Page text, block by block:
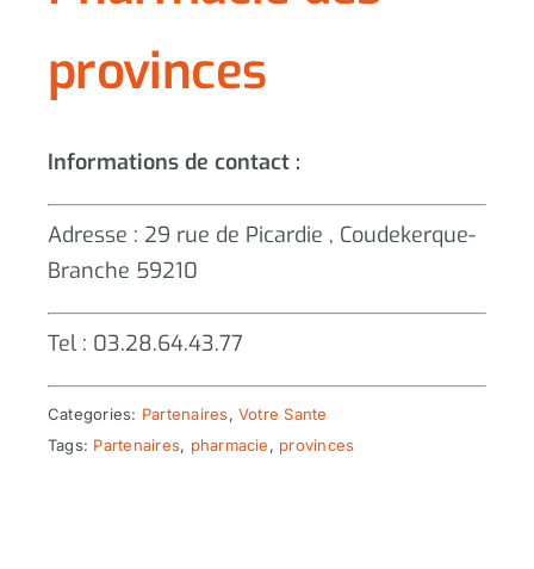
provinces
Informations de contact :
Adresse : 29 rue de Picardie , Coudekerque-
Branche 59210
Tel : 03.28.64.43.77
Categories: Partenaires, Votre Sante
Tags: Partenaires, pharmacie, provinces